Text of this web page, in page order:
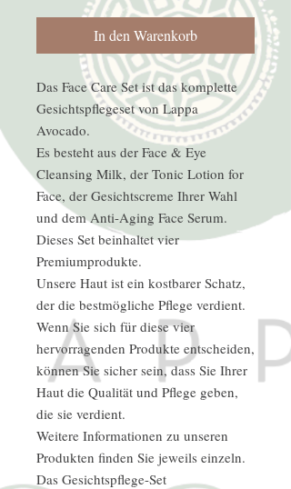
In den Warenkorb
Das Face Care Set ist das komplette
Gesichtspflegeset von Lappa
Avocado.
Es besteht aus der Face & Eye
Cleansing Milk, der Tonic Lotion for
Face, der Gesichtscreme Ihrer Wahl
und dem Anti-Aging Face Serum.
Dieses Set beinhaltet vier
Premiumprodukte.
Unsere Haut ist ein kostbarer Schatz,
der die bestmögliche Pflege verdient.
Wenn Sie sich für diese vier
hervorragenden Produkte entscheiden,
können Sie sicher sein, dass Sie Ihrer
Haut die Qualität und Pflege geben,
die sie verdient.
Weitere Informationen zu unseren
Produkten finden Sie jeweils einzeln.
Das Gesichtspflege-Set